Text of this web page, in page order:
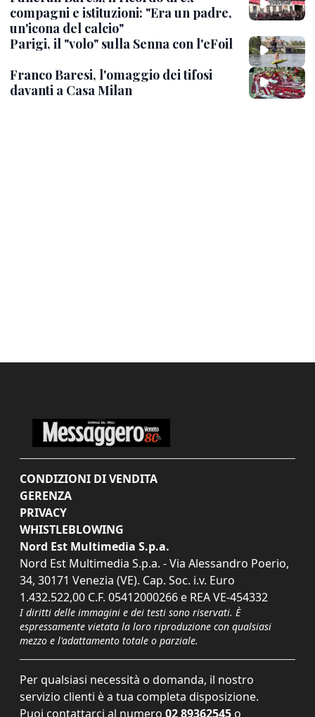
compagni e istituzioni: "Era un padre,
un'icona del calcio"
Parigi, il "volo" sulla Senna con l'eFoil
Franco Baresi, l'omaggio dei tifosi
davanti a Casa Milan
CONDIZIONI DI VENDITA
GERENZA
PRIVACY
WHISTLEBLOWING
Nord Est Multimedia S.p.a.
Nord Est Multimedia S.p.a. - Via Alessandro Poerio,
34, 30171 Venezia (VE). Cap. Soc. i.v. Euro
1.432.522,00 C.F. 05412000266 e REA VE-454332
I diritti delle immagini e dei testi sono riservati. È
espressamente vietata la loro riproduzione con qualsiasi
mezzo e l'adattamento totale o parziale.
Per qualsiasi necessità o domanda, il nostro
servizio clienti è a tua completa disposizione.
Puoi contattarci al numero 02 89362545 o